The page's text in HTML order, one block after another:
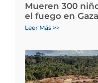
Mueren 300
el fuego en Gaza
Leer Más >>